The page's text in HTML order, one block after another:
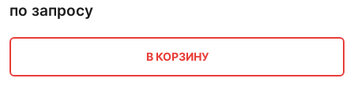
по запросу
В КОРЗИНУ